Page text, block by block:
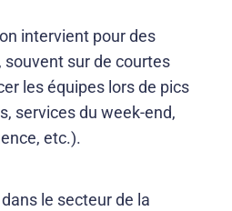
intervient pour des
, souvent sur de courtes
les équipes lors de pics
services du week-end,
etc.).
le secteur de la